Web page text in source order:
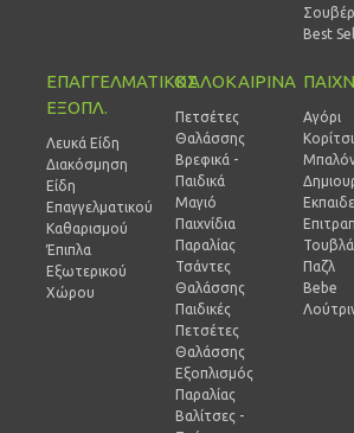
Σουβέρ
Best
ΕΠΑΓΓΕΛΜΑΤΙΚΟΣ
ΕΞΟΠΛ.
Λευκά Είδη
Διακόσμηση
Είδη
Επαγγελματικού
Καθαρισμού
Έπιπλα
Εξωτερικού
Χώρου
ΚΑΛΟΚΑΙΡΙΝΑ
Πετσέτες
Θαλάσσης
Βρεφικά -
Παιδικά
Μαγιό
Παιχνίδια
Παραλίας
Τσάντες
Θαλάσσης
Παιδικές
Πετσέτες
Θαλάσσης
Εξοπλισμός
Παραλίας
Βαλίτσες -
Αγόρι
Κορίτσι
Παζλ
Bebe